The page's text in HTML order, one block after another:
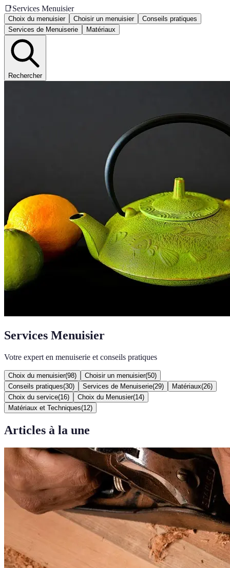
📑Services Menuisier
Choix du menuisier Choisir un menuisier
Conseils pratiques
Services de Menuiserie
Matériaux
Rechercher
Services Menuisier
Votre expert en menuiserie et conseils pratiques
Choix du menuisier(98) Choisir un menuisier(50)
Conseils pratiques(30) Services de Menuiserie(29) Matériaux(26)
Choix du service(16) Choix du Menusier(14)
Matériaux et Techniques(12)
Articles à la une